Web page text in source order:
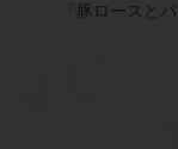
「豚ロースと